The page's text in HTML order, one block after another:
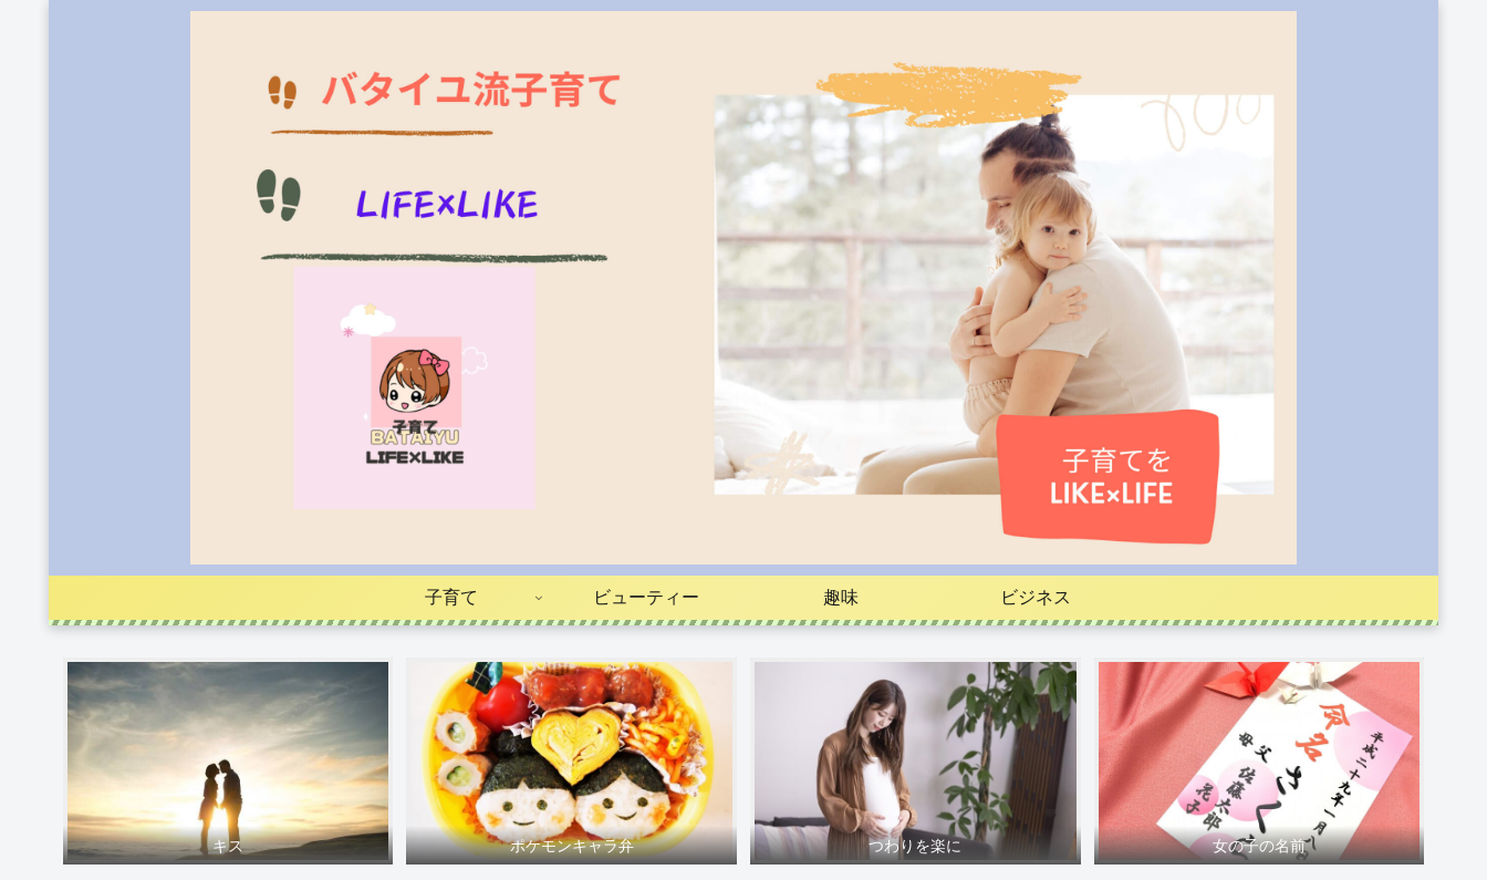
子育て ビューティー 趣味 ビジネス
キス ポケモンキャラ弁 つわりを楽に 女の子の名前